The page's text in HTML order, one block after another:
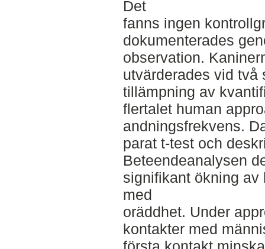
Det
fanns ingen
dokumenterades
observation.
utvärderades vid två
tillämpning av
flertalet human
andningsfrekvens.
parat t-test och
Beteendeanalysen
signifikant ökning av
med
oräddhet. Under
kontakter med